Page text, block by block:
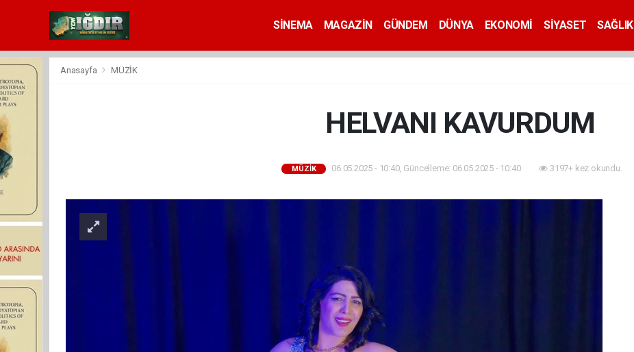
SİNEMA MAGAZİN GÜNDEM DÜNYA EKONOMİ SİYASET SAĞLIK
Anasayfa MÜZİK
HELVANI KAVURDUM
MÜZİK 06.05.2025 - 10:40, Güncelleme: 06.05.2025 - 10:40 3197+ kez okundu.